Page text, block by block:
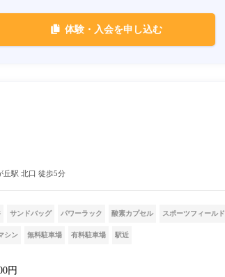
体験・入会を申し込む
丘駅 北口 徒歩5分
サンドバッグ パワーラック 酸素カプセル スポーツフィールド
シン 無料駐車場 有料駐車場 駅近
円